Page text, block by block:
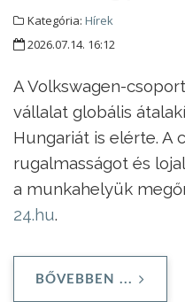
Kategória: Hírek
2026.07.14. 16:12
A Volkswagen-
vállalat globális
Hungariát is elérte. A
rugalmasságot és
a munkahelyük
24.hu.
BŐVEBBEN ...